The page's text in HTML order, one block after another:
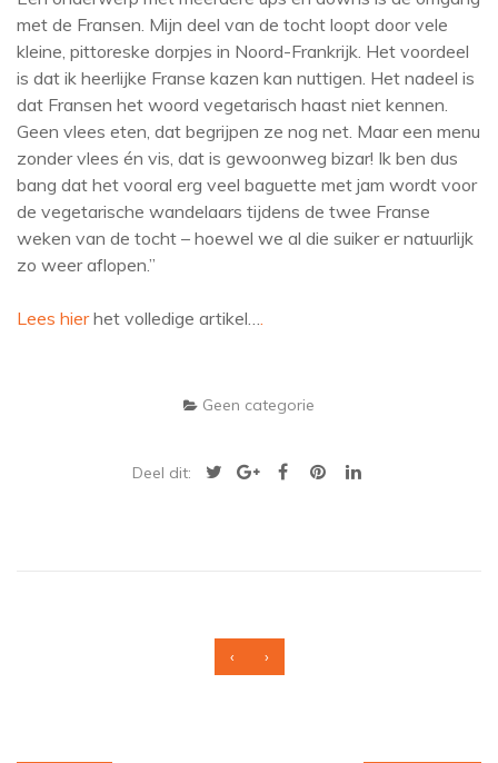
met de Fransen. Mijn deel van de tocht loopt door vele
kleine, pittoreske dorpjes in Noord-Frankrijk. Het voordeel
is dat ik heerlijke Franse kazen kan nuttigen. Het nadeel is
dat Fransen het woord vegetarisch haast niet kennen.
Geen vlees eten, dat begrijpen ze nog net. Maar een menu
zonder vlees én vis, dat is gewoonweg bizar! Ik ben dus
bang dat het vooral erg veel baguette met jam wordt voor
de vegetarische wandelaars tijdens de twee Franse
weken van de tocht – hoewel we al die suiker er natuurlijk
zo weer aflopen.”
Lees hierhet volledige artikel….
Geen categorie
Deel dit:
‹ ›